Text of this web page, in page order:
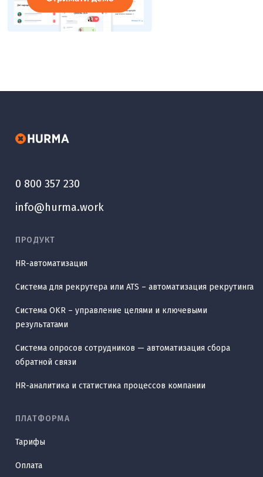
0 800 357 230
info@hurma.work
ПРОДУКТ
HR-автоматизация
Система для рекрутера или ATS – автоматизация рекрутинга
Система OKR – управление целями и ключевыми
результатами
Система опросов сотрудников — автоматизация сбора
обратной связи
HR-аналитика и статистика процессов компании
ПЛАТФОРМА
Тарифы
Оплата